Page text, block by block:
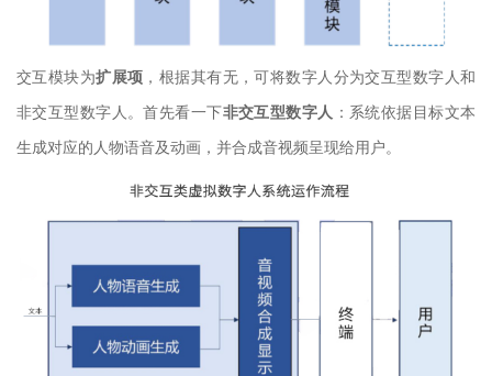
交互模块为扩展项 ，根据其有无，可将数字人分为交互型数字人和
非交互型数字人。首先看一下非交互型数字人 ：系统依据目标文本
生成对应的人物语音及动画，并合成音视频呈现给用户。